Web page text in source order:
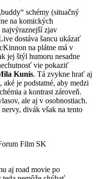
schémy (situačný
na komických
najvýraznejší zjav
dostáva šancu ukázať
na plátne má v
jej štýl humoru nesadne
vie pokaziť
Kunis. Tá zvykne hrať aj
je podstatné, aby medzi
a kontrast zároveň.
ale aj v osobnostiach.
divák však na tento
Film SK
aj road movie po